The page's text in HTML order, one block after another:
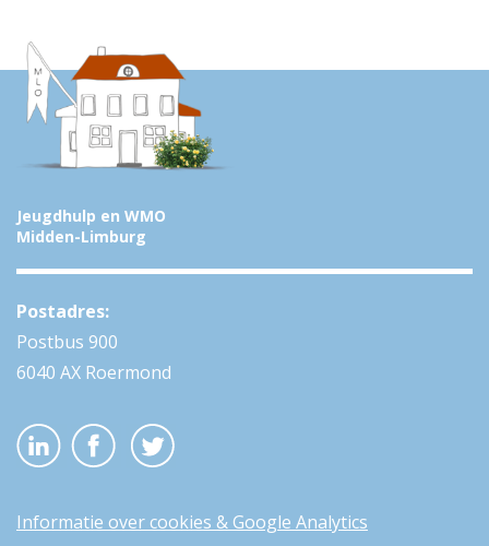
Jeugdhulp en WMO
Midden-Limburg
Postadres:
Postbus 900
6040 AX Roermond
Informatie over cookies & Google Analytics